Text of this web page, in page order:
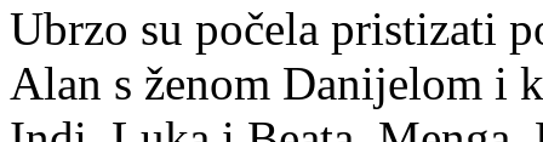
Ubrzo su počela pristizati
Alan s ženom Danijelom i